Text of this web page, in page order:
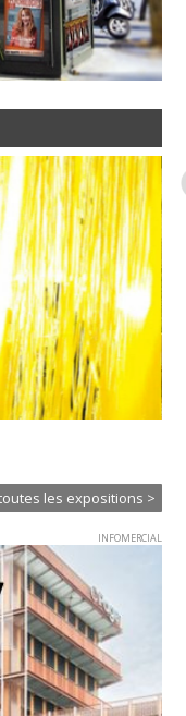
les expositions >
INFOMERCIAL